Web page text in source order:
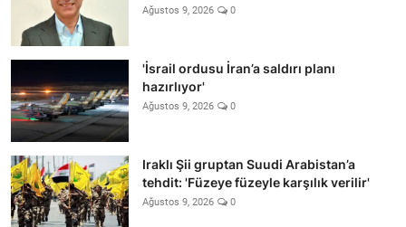
Ağustos 9, 2026 0
'İsrail ordusu İran’a saldırı planı
hazırlıyor'
Ağustos 9, 2026 0
Iraklı Şii gruptan Suudi Arabistan’a
tehdit: 'Füzeye füzeyle karşılık verilir'
Ağustos 9, 2026 0